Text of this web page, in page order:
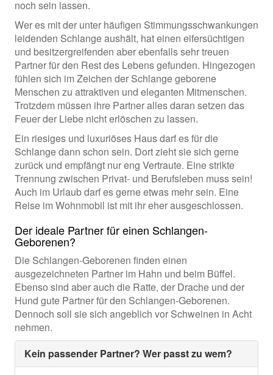
noch sein lassen.
Wer es mit der unter häufigen Stimmungsschwankungen
leidenden Schlange aushält, hat einen eifersüchtigen
und besitzergreifenden aber ebenfalls sehr treuen
Partner für den Rest des Lebens gefunden. Hingezogen
fühlen sich im Zeichen der Schlange geborene
Menschen zu attraktiven und eleganten Mitmenschen.
Trotzdem müssen ihre Partner alles daran setzen das
Feuer der Liebe nicht erlöschen zu lassen.
Ein riesiges und luxuriöses Haus darf es für die
Schlange dann schon sein. Dort zieht sie sich gerne
zurück und empfängt nur eng Vertraute. Eine strikte
Trennung zwischen Privat- und Berufsleben muss sein!
Auch im Urlaub darf es gerne etwas mehr sein. Eine
Reise im Wohnmobil ist mit ihr eher ausgeschlossen.
Der ideale Partner für einen Schlangen-
Geborenen?
Die Schlangen-Geborenen finden einen
ausgezeichneten Partner im Hahn und beim Büffel.
Ebenso sind aber auch die Ratte, der Drache und der
Hund gute Partner für den Schlangen-Geborenen.
Dennoch soll sie sich angeblich vor Schweinen in Acht
nehmen.
Kein passender Partner? Wer passt zu wem?